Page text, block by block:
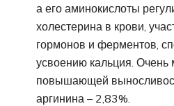
а его аминокислоты
холестерина в крови,
гормонов и ферментов,
усвоению кальция. Очень
повышающей
аргинина – 2,83%.